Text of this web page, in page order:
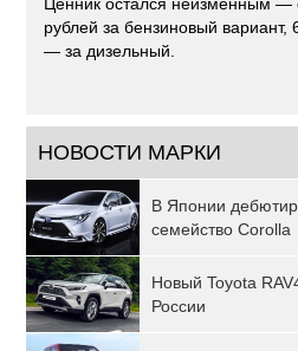
рублей за бензиновый вариант,
— за дизельный.
НОВОСТИ МАРКИ
В Японии
семейство Corolla
Новый Toyota
России